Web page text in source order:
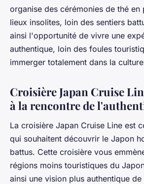
organise des cérémonies de thé en
lieux insolites, loin des sentiers
ainsi l'opportunité de vivre une
authentique, loin des foules
immerger totalement dans la
Croisière Japan Cruise
à la rencontre de
La croisière Japan Cruise Line est
qui souhaitent découvrir le Japon
battus. Cette croisière vous
régions moins touristiques du
ainsi une vision plus authentique